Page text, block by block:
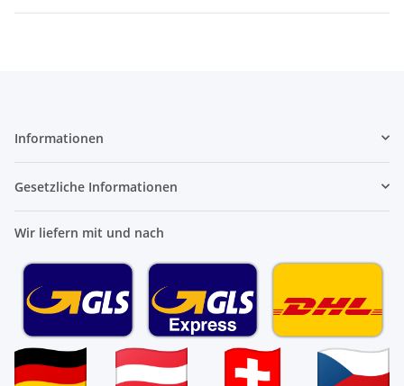
Informationen
Gesetzliche Informationen
Wir liefern mit und nach